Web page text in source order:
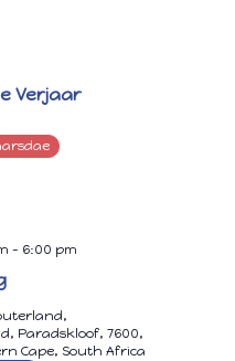
Verjaar
- 6:00 pm
Paradskloof, 7600,
Cape, South Africa